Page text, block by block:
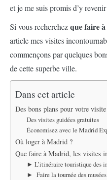
et je me suis promis d’y
Si vous recherchezque faire
article mes visites
commençons par quelques
de cette superbe ville.
Dans cet article
Des bons plans pour votre
Des visites guidées gratuites
Économisez avec le Madrid
Où loger à Madrid ?
Que faire à Madrid, les visites
► L’itinéraire touristique des
► Faire la tournée des musées